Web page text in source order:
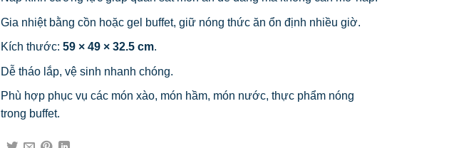
Gia nhiệt bằng cồn hoặc gel buffet, giữ nóng thức ăn ổn định nhiều giờ.
Kích thước: 59 × 49 × 32.5 cm.
Dễ tháo lắp, vệ sinh nhanh chóng.
Phù hợp phục vụ các món xào, món hầm, món nước, thực phẩm nóng
trong buffet.